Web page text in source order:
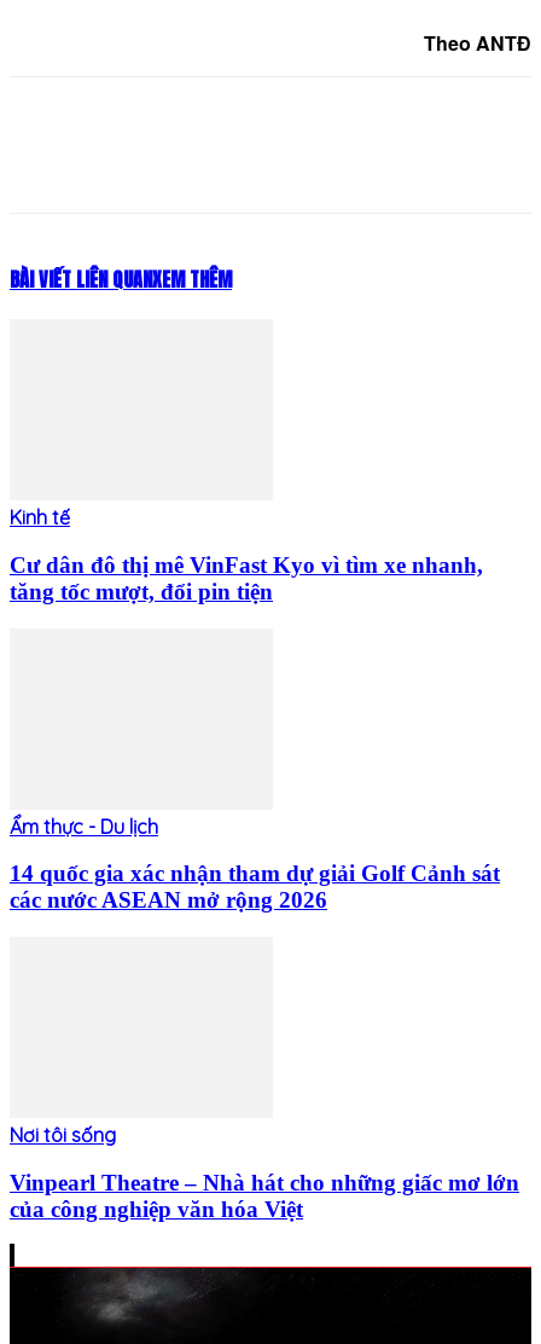
Theo ANTĐ
BÀI VIẾT LIÊN QUANXEM THÊM
Kinh tế
Cư dân đô thị mê VinFast Kyo vì tìm xe nhanh,
tăng tốc mượt, đổi pin tiện
Ẩm thực - Du lịch
14 quốc gia xác nhận tham dự giải Golf Cảnh sát
các nước ASEAN mở rộng 2026
Nơi tôi sống
Vinpearl Theatre – Nhà hát cho những giấc mơ lớn
của công nghiệp văn hóa Việt